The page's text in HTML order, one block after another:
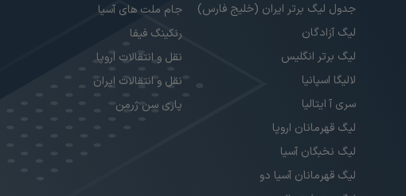
جدول لیگ برتر ایران (خلیج فارس)
لیگ آزادگان
لیگ برتر انگلیس
لالیگا اسپانیا
سری آ ایتالیا
لیگ قهرمانان اروپا
لیگ نخبگان آسیا
لیگ قهرمانان آسیا دو
جام ملت های آسیا
رنکینگ فیفا
نقل و انتقالات اروپا
نقل و انتقالات ایران
پاری سن ژرمن